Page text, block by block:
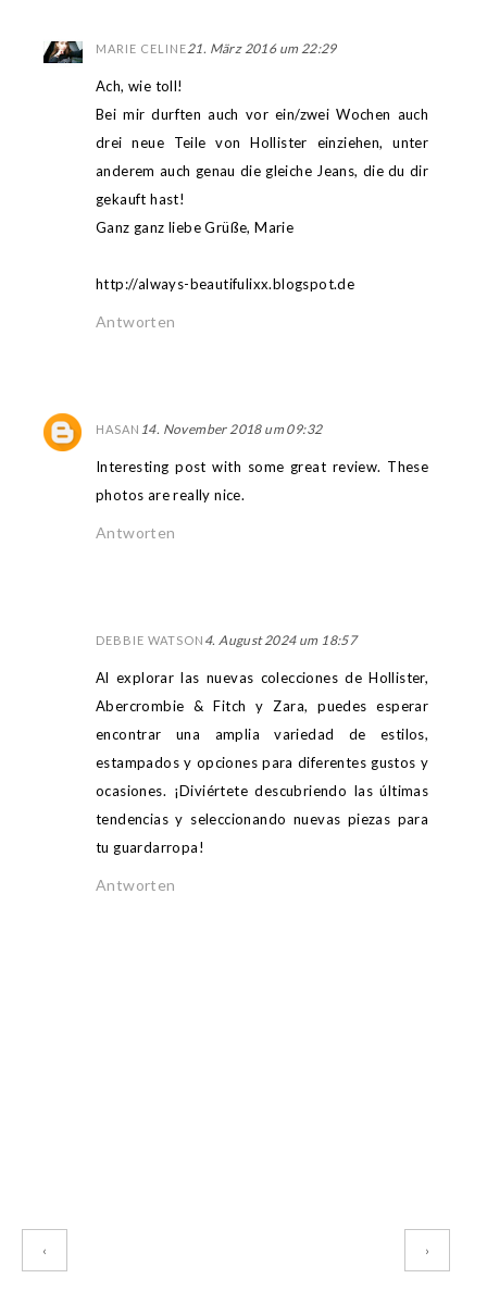
MARIE CELINE21. März 2016 um 22:29
Ach, wie toll!
Bei mir durften auch vor ein/zwei Wochen auch
drei neue Teile von Hollister einziehen, unter
anderem auch genau die gleiche Jeans, die du dir
gekauft hast!
Ganz ganz liebe Grüße, Marie
http://always-beautifulixx.blogspot.de
Antworten
HASAN 14. November 2018 um 09:32
Interesting post with some great review. These
photos are really nice.
Antworten
DEBBIE WATSON 4. August 2024 um 18:57
Al explorar las nuevas colecciones de Hollister,
Abercrombie & Fitch y Zara, puedes esperar
encontrar una amplia variedad de estilos,
estampados y opciones para diferentes gustos y
ocasiones. ¡Diviértete descubriendo las últimas
tendencias y seleccionando nuevas piezas para
tu guardarropa!
Antworten
‹ ›